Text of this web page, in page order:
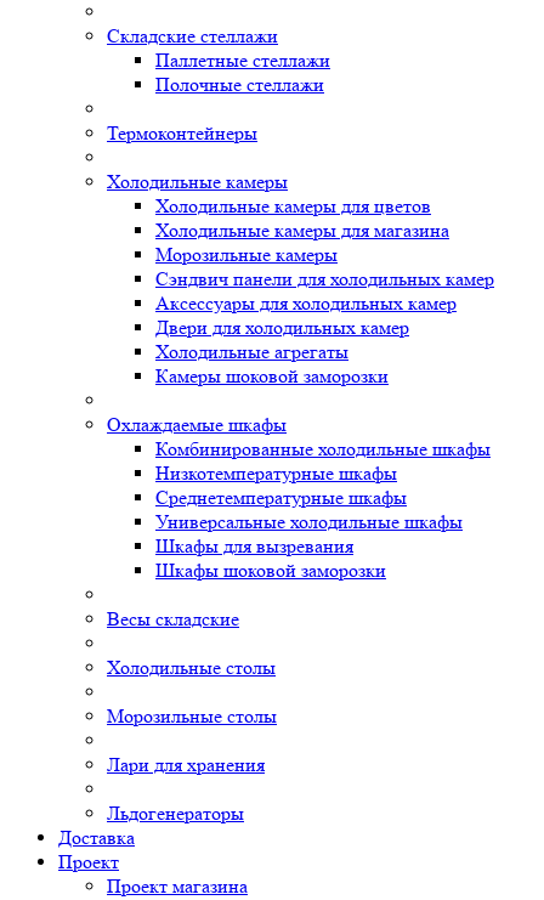
Складские стеллажи
Паллетные стеллажи
Полочные стеллажи
Термоконтейнеры
Холодильные камеры
Холодильные камеры для цветов
Холодильные камеры для магазина
Морозильные камеры
Сэндвич панели для холодильных камер
Аксессуары для холодильных камер
Двери для холодильных камер
Холодильные агрегаты
Камеры шоковой заморозки
Охлаждаемые шкафы
Комбинированные холодильные шкафы
Низкотемпературные шкафы
Среднетемпературные шкафы
Универсальные холодильные шкафы
Шкафы для вызревания
Шкафы шоковой заморозки
Весы складские
Холодильные столы
Морозильные столы
Лари для хранения
Льдогенераторы
Доставка
Проект
Проект магазина